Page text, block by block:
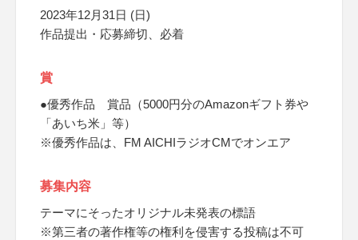
2023年12月31日 (日)
作品提出・応募締切、必着
賞
●優秀作品 賞品（5000円分のAmazonギフト券や
「あいち米」等）
※優秀作品は、FM AICHIラジオCMでオンエア
募集内容
テーマにそったオリジナル未発表の標語
※第三者の著作権等の権利を侵害する投稿は不可